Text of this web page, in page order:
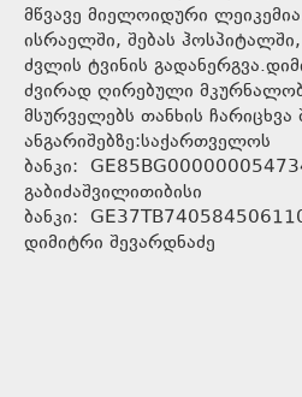
მწვავე მიელოიდური
ისრაელში, შებას
ძვლის ტვინის
ძვირად ღირებული
მსურველებს თანხის
ანგარიშებზე:საქართველოს
ბანკი:
გაბიძაშვილითიბისი
ბანკი:
დიმიტრი შევარდნაძე